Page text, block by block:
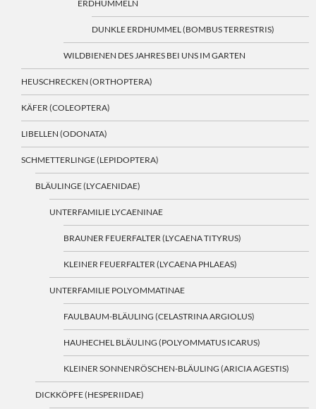
ERDHUMMELN
DUNKLE ERDHUMMEL (BOMBUS TERRESTRIS)
WILDBIENEN DES JAHRES BEI UNS IM GARTEN
HEUSCHRECKEN (ORTHOPTERA)
KÄFER (COLEOPTERA)
LIBELLEN (ODONATA)
SCHMETTERLINGE (LEPIDOPTERA)
BLÄULINGE (LYCAENIDAE)
UNTERFAMILIE LYCAENINAE
BRAUNER FEUERFALTER (LYCAENA TITYRUS)
KLEINER FEUERFALTER (LYCAENA PHLAEAS)
UNTERFAMILIE POLYOMMATINAE
FAULBAUM-BLÄULING (CELASTRINA ARGIOLUS)
HAUHECHEL BLÄULING (POLYOMMATUS ICARUS)
KLEINER SONNENRÖSCHEN-BLÄULING (ARICIA AGESTIS)
DICKKÖPFE (HESPERIIDAE)